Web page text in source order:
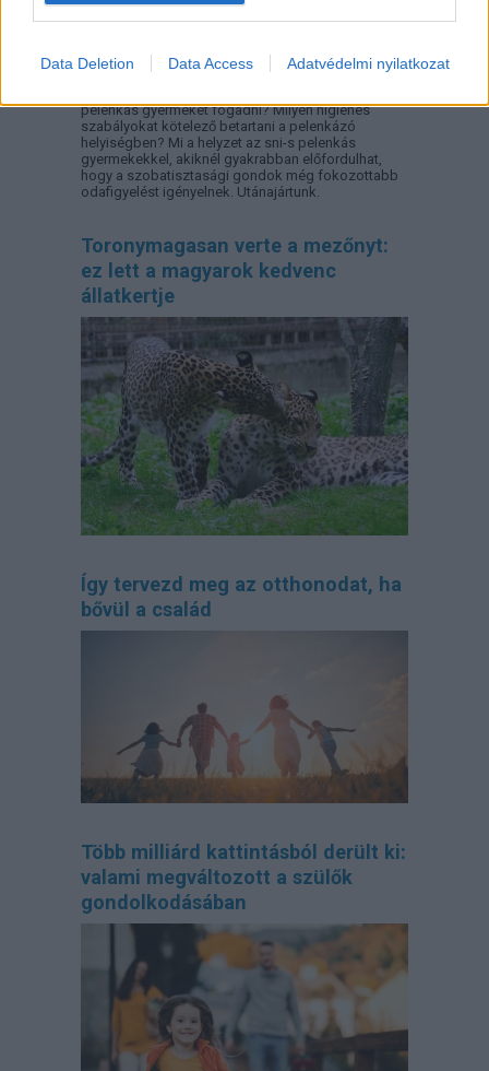
Data Deletion Data Access Adatvédelmi nyilatkozat
pelenkás gyermeket fogadni? Milyen higiénés
szabályokat kötelező betartani a pelenkázó
helyiségben? Mi a helyzet az sni-s pelenkás
gyermekekkel, akiknél gyakrabban előfordulhat,
hogy a szobatisztasági gondok még fokozottabb
odafigyelést igényelnek. Utánajártunk.
Toronymagasan verte a mezőnyt:
ez lett a magyarok kedvenc
állatkertje
Így tervezd meg az otthonodat, ha
bővül a család
Több milliárd kattintásból derült ki:
valami megváltozott a szülők
gondolkodásában